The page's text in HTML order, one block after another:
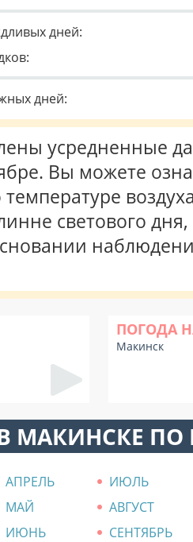
дней:
дней:
усредненные
Вы можете
светового
ПОГОДА
Макинск
МАКИНСКЕ
АПРЕЛЬ
ИЮЛЬ
МАЙ
АВГУСТ
ИЮНЬ СЕНТЯБРЬ